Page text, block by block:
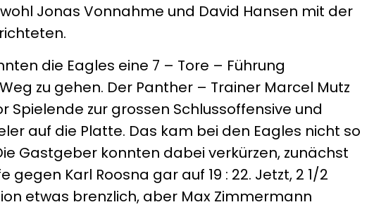
Jonas Vonnahme und David Hansen mit der
die Eagles eine 7 – Tore – Führung
zu gehen. Der Panther – Trainer Marcel Mutz
Spielende zur grossen Schlussoffensive und
auf die Platte. Das kam bei den Eagles nicht so
Gastgeber konnten dabei verkürzen, zunächst
gegen Karl Roosna gar auf 19 : 22. Jetzt, 2 1/2
etwas brenzlich, aber Max Zimmermann